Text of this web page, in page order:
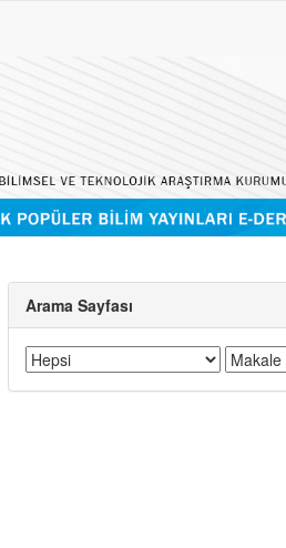
Arama Sayfası